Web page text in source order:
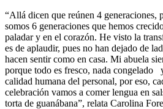
“Allá dicen que reúnen 4 generaciones,
somos 6 generaciones que hemos
paladar y en el corazón. He visto la
es de aplaudir, pues no han dejado de
hacen sentir como en casa. Mi abuela
porque todo es fresco, nada congelado
calidad humana del personal, por eso,
celebración vamos a comer lengua en
torta de guanábana”, relata Carolina